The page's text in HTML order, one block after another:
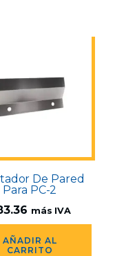
De Pared
Para PC-2
más IVA
AÑADIR AL
CARRITO